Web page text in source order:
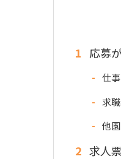
1 応募
仕
求
他
2 求人